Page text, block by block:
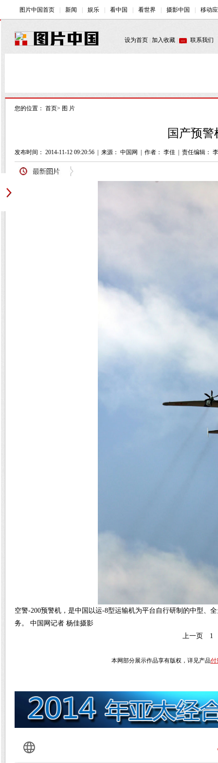
您的位置： 首页> 图 片
国产预
发布时间： 2014-11-12 09:20:56 来源： 中国网 作者： 李佳 责任编辑：
空警-200预警机，是中国以运-8型运输机为平台自行研制的中型、
务。 中国网记者 杨佳摄影
上一页
1
本网部分展示作品享有版权，详见产品付